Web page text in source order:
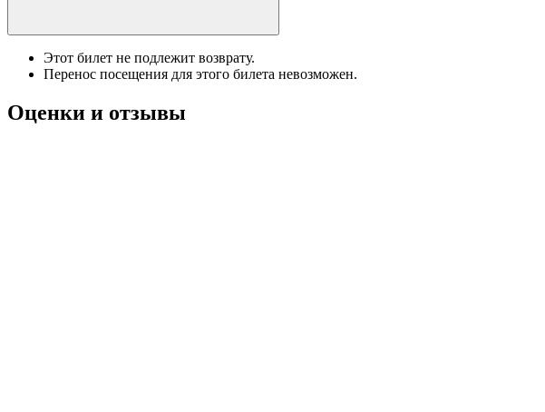
Этот билет не подлежит возврату.
Перенос посещения для этого билета невозможен.
Оценки и отзывы